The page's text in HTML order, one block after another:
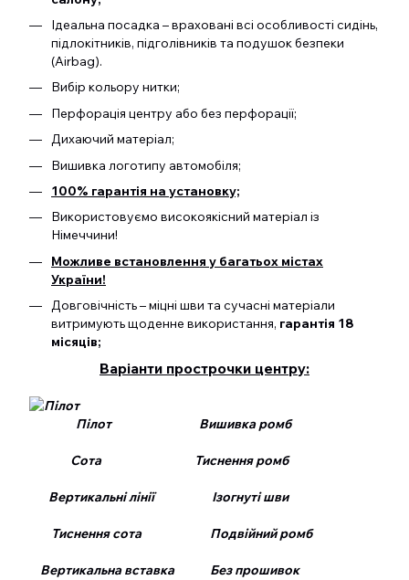
Ідеальна посадка – враховані всі особливості сидінь,
підлокітників, підголівників та подушок безпеки
(Airbag).
Вибір кольору нитки;
Перфорація центру або без перфорації;
Дихаючий матеріал;
Вишивка логотипу автомобіля;
100% гарантія на установку;
Використовуємо високоякісний матеріал із
Німеччини!
Можливе встановлення у багатьох містах
України!
Довговічність – міцні шви та сучасні матеріали
витримують щоденне використання, гарантія 18
місяців;
Варіанти прострочки центру:
Пілот Вишивка ромб
Сота Тиснення ромб
Вертикальні лінії Ізогнуті шви
Тиснення сота Подвійний ромб
Вертикальна вставка Без прошивок